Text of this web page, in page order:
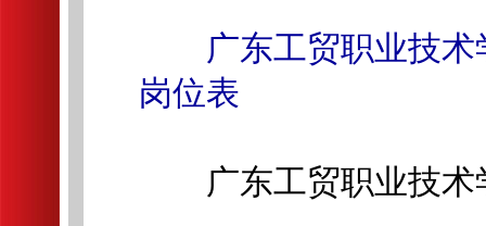
广东工贸职业技
岗位表
广东工贸职业技术